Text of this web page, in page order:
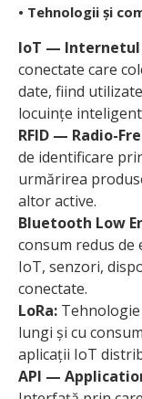
• Tehnologii și
IoT —
conectate care
date, fiind
locuințe
RFID — Radio-
de identificare
urmărirea
altor active.
Bluetooth Low
consum redus
IoT, senzori,
conectate.
LoRa:
lungi și cu
aplicații IoT
API —